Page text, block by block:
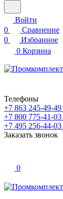
Войти
0
Сравнение
0
Избранное
0 Корзина
Телефоны
+7 863 245-49-49
+7 800 775-41-03
+7 495 256-44-03
Заказать звонок
0